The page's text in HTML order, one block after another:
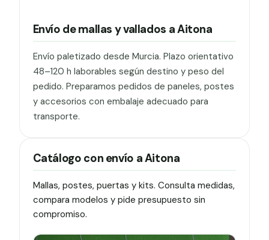
Envío de mallas y vallados a Aitona
Envío paletizado desde Murcia. Plazo orientativo
48–120 h laborables según destino y peso del
pedido. Preparamos pedidos de paneles, postes
y accesorios con embalaje adecuado para
transporte.
Catálogo con envío a Aitona
Mallas, postes, puertas y kits. Consulta medidas,
compara modelos y pide presupuesto sin
compromiso.